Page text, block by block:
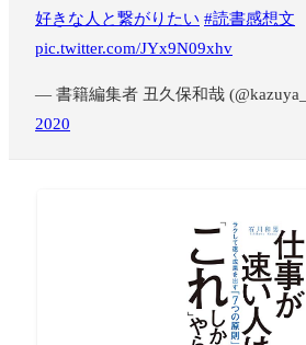
好きな人と繋がりたい #読書感想文
pic.twitter.com/JYx9N09xhv
— 書籍編集者 丑久保和哉
2020